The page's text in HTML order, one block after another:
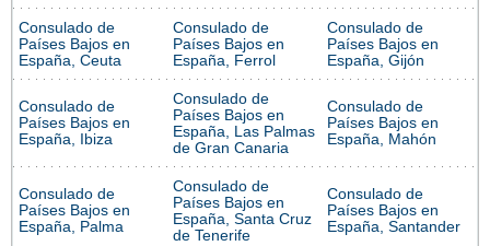
Consulado de
Países Bajos en
España, Ceuta
Consulado de
Países Bajos en
España, Ferrol
Consulado de
Países Bajos en
España, Gijón
Consulado de
Países Bajos en
España, Ibiza
Consulado de
Países Bajos en
España, Las Palmas
de Gran Canaria
Consulado de
Países Bajos en
España, Mahón
Consulado de
Países Bajos en
España, Palma
Consulado de
Países Bajos en
España, Santa Cruz
de Tenerife
Consulado de
Países Bajos en
España, Santander